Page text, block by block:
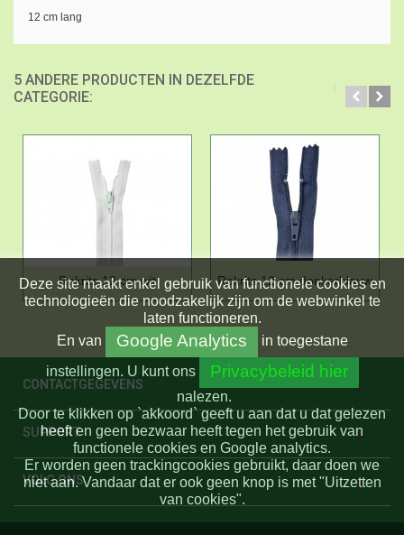
12 cm lang
5 ANDERE PRODUCTEN IN DEZELFDE
CATEGORIE:
Rokrits 12 cm wit Rokrits 12 cm donkerblauw
CONTACTGEGEVENS
SUPPORT
VOLG ONS
Deze site maakt enkel gebruik van functionele cookies en
technologieën die noodzakelijk zijn om de webwinkel te
laten functioneren.
En van Google Analytics
in toegestane
instellingen. U kunt ons Privacybeleid hier
nalezen.
Door te klikken op `akkoord` geeft u aan dat u dat gelezen
heeft en geen bezwaar heeft tegen het gebruik van
functionele cookies en Google analytics.
Er worden geen trackingcookies gebruikt, daar doen we
niet aan. Vandaar dat er ook geen knop is met "Uitzetten
van cookies".